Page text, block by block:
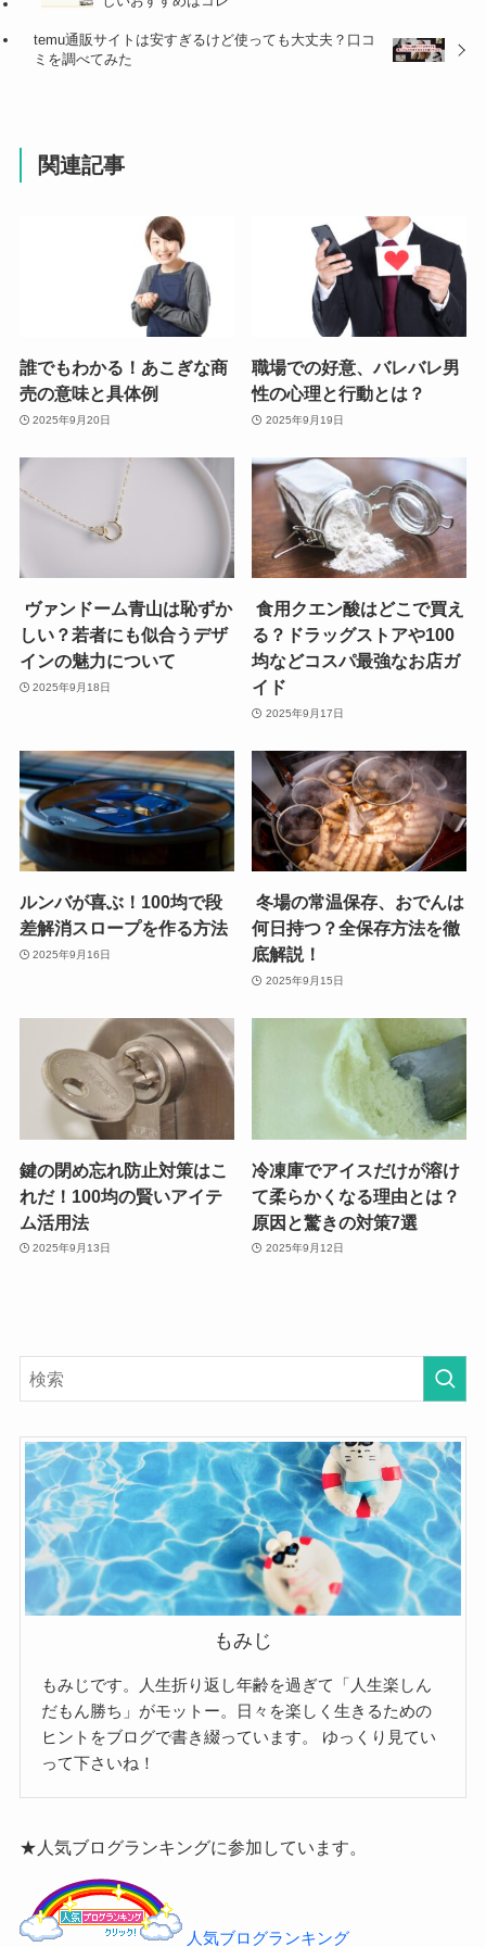
temu通販サイトは安すぎるけど使っても大丈夫？口コ
ミを調べてみた
関連記事
誰でもわかる！あこぎな商
売の意味と具体例
2025年9月20日
職場での好意、バレバレ男
性の心理と行動とは？
2025年9月19日
ヴァンドーム青山は恥ずか
しい？若者にも似合うデザ
インの魅力について
2025年9月18日
食用クエン酸はどこで買え
る？ドラッグストアや100
均などコスパ最強なお店ガ
イド
2025年9月17日
ルンバが喜ぶ！100均で段
差解消スロープを作る方法
2025年9月16日
冬場の常温保存、おでんは
何日持つ？全保存方法を徹
底解説！
2025年9月15日
鍵の閉め忘れ防止対策はこ
れだ！100均の賢いアイテ
ム活用法
2025年9月13日
冷凍庫でアイスだけが溶け
て柔らかくなる理由とは？
原因と驚きの対策7選
2025年9月12日
もみじ
もみじです。人生折り返し年齢を過ぎて「人生楽しん
だもん勝ち」がモットー。日々を楽しく生きるための
ヒントをブログで書き綴っています。
ゆっくり見てい
って下さいね！
★人気ブログランキングに参加しています。
人気ブログランキング